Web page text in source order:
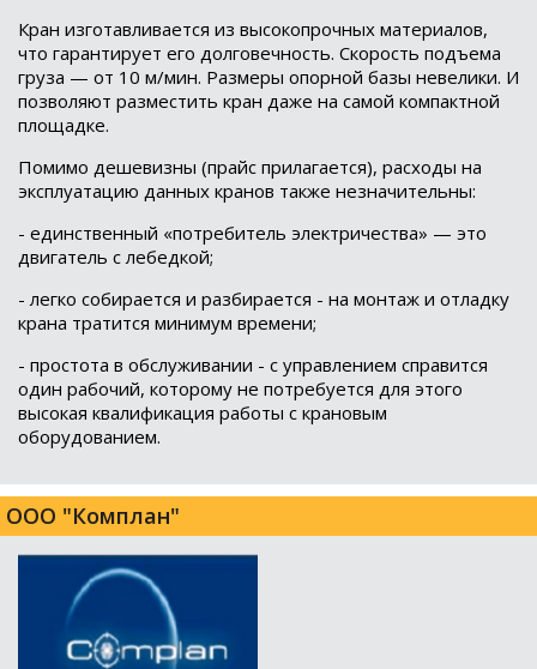
Кран изготавливается из высокопрочных материалов,
что гарантирует его долговечность. Скорость подъема
груза — от 10 м/мин. Размеры опорной базы невелики. И
позволяют разместить кран даже на самой компактной
площадке.
Помимо дешевизны (прайс прилагается), расходы на
эксплуатацию данных кранов также незначительны:
- единственный «потребитель электричества» — это
двигатель с лебедкой;
- легко собирается и разбирается - на монтаж и отладку
крана тратится минимум времени;
- простота в обслуживании - с управлением справится
один рабочий, которому не потребуется для этого
высокая квалификация работы с крановым
оборудованием.
ООО "Комплан"